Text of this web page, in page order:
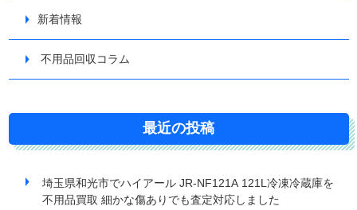
新着情報
不用品回収コラム
最近の投稿
埼玉県和光市でハイアール JR-NF121A 121L冷凍冷蔵庫を
不用品買取 細かな傷ありでも査定対応しました